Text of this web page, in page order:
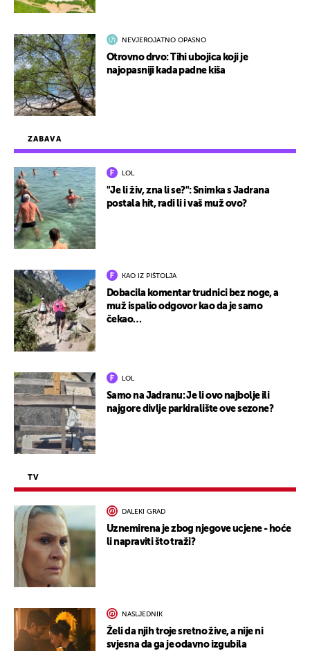
ZABAVA
LOL
"Je li živ, zna li se?": Snimka s Jadrana
postala hit, radi li i vaš muž ovo?
KAO IZ PIŠTOLJA
Dobacila komentar trudnici bez noge, a
muž ispalio odgovor kao da je samo
čekao…
LOL
Samo na Jadranu: Je li ovo najbolje ili
najgore divlje parkiralište ove sezone?
TV
DALEKI GRAD
Uznemirena je zbog njegove ucjene - hoće
li napraviti što traži?
NASLJEDNIK
Želi da njih troje sretno žive, a nije ni
svjesna da ga je odavno izgubila
NEVJEROJATNO OPASNO
Otrovno drvo: Tihi ubojica koji je
najopasniji kada padne kiša